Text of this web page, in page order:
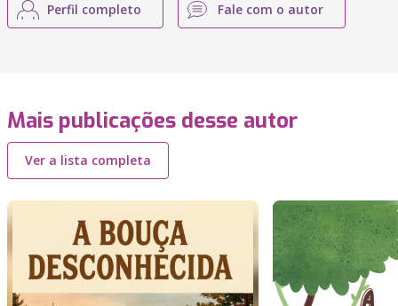
Perfil completo Fale com o autor
Mais publicações desse autor
Ver a lista completa